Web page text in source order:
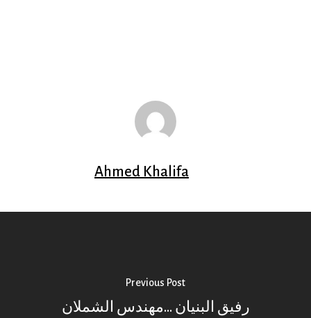
Ahmed Khalifa
Previous Post
رفيق البنيان ...مهندس الشملان